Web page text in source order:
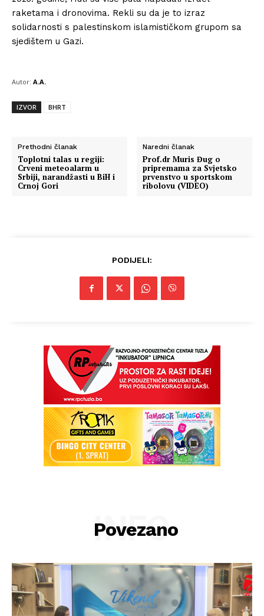
raketama i dronovima. Rekli su da je to izraz
solidarnosti s palestinskom islamističkom grupom sa
sjedištem u Gazi.
Autor: A.A.
IZVOR BHRT
Prethodni članak
Toplotni talas u regiji:
Crveni meteoalarm u
Srbiji, narandžasti u BiH i
Crnoj Gori
Naredni članak
Prof.dr Muris Đug o
pripremama za Svjetsko
prvenstvo u sportskom
ribolovu (VIDEO)
PODIJELI:
Povezano
INFO